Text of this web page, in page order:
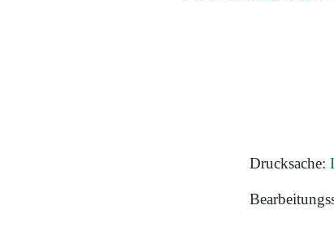
Drucksache: